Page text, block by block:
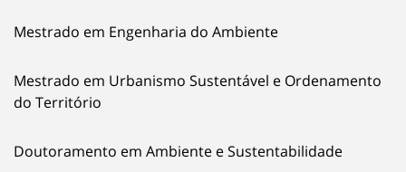
Mestrado em Engenharia do Ambiente
Mestrado em Urbanismo Sustentável e Ordenamento
do Território
Doutoramento em Ambiente e Sustentabilidade